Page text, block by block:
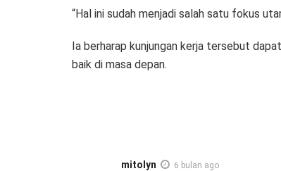
“Hal ini sudah menjadi salah satu fokus
Ia berharap kunjungan kerja tersebut
baik di masa depan.
mitolyn 6 bulan ago